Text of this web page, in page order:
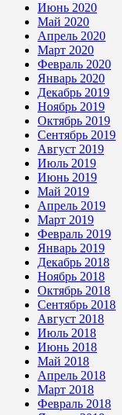
Июнь 2020
Май 2020
Апрель 2020
Март 2020
Февраль 2020
Январь 2020
Декабрь 2019
Ноябрь 2019
Октябрь 2019
Сентябрь 2019
Август 2019
Июль 2019
Июнь 2019
Май 2019
Апрель 2019
Март 2019
Февраль 2019
Январь 2019
Декабрь 2018
Ноябрь 2018
Октябрь 2018
Сентябрь 2018
Август 2018
Июль 2018
Июнь 2018
Май 2018
Апрель 2018
Март 2018
Февраль 2018